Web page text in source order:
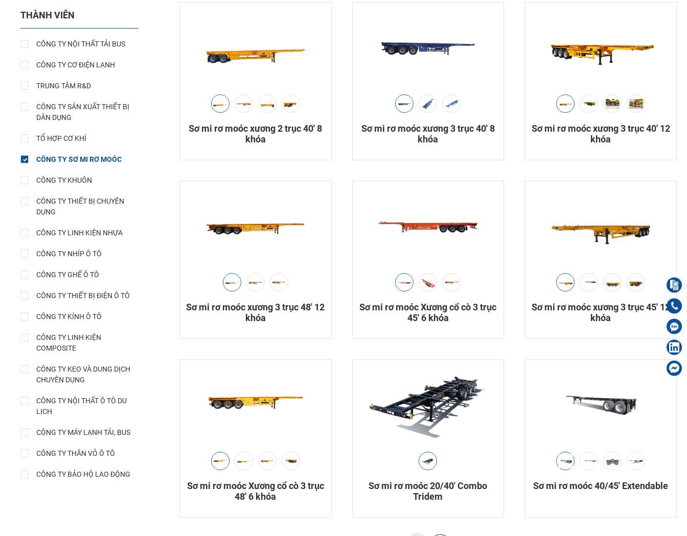
THÀNH VIÊN
CÔNG TY NỘI THẤT TẢI BUS
CÔNG TY CƠ ĐIỆN LẠNH
TRUNG TÂM R&D
CÔNG TY SẢN XUẤT THIẾT BỊ
DÂN DỤNG
TỔ HỢP CƠ KHÍ
CÔNG TY SƠ MI RƠ MOÓC
CÔNG TY KHUÔN
CÔNG TY THIẾT BỊ CHUYÊN
DỤNG
CÔNG TY LINH KIỆN NHỰA
CÔNG TY NHÍP Ô TÔ
CÔNG TY GHẾ Ô TÔ
CÔNG TY THIẾT BỊ ĐIỆN Ô TÔ
CÔNG TY KÍNH Ô TÔ
CÔNG TY LINH KIỆN
COMPOSITE
CÔNG TY KEO VÀ DUNG DỊCH
CHUYÊN DỤNG
CÔNG TY NỘI THẤT Ô TÔ DU
LỊCH
CÔNG TY MÁY LẠNH TẢI, BUS
CÔNG TY THÂN VỎ Ô TÔ
CÔNG TY BẢO HỘ LAO ĐỘNG
Sơ mi rơ moóc xương 2 trục 40′ 8
khóa
Sơ mi rơ moóc xương 3 trục 40′ 8
khóa
Sơ mi rơ moóc xương 3 trục 40′ 12
khóa
Sơ mi rơ moóc xương 3 trục 48′ 12
khóa
Sơ mi rơ moóc Xương cổ cò 3 trục
45′ 6 khóa
Sơ mi rơ moóc xương 3 trục 45′ 12
khóa
Sơ mi rơ moóc Xương cổ cò 3 trục
48′ 6 khóa
Sơ mi rơ moóc 20/40′ Combo
Tridem
Sơ mi rơ moóc 40/45′ Extendable